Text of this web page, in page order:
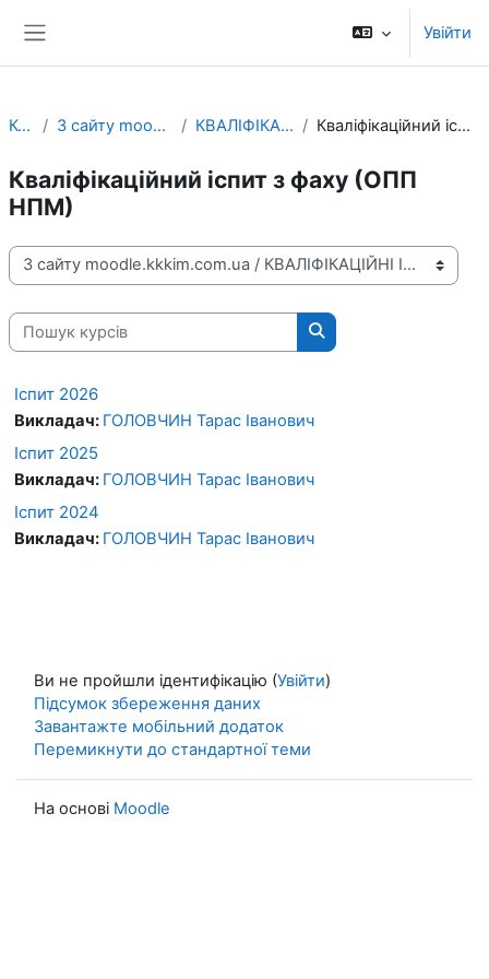
Увійти
Курси З сайту moodle.kkkim.com.ua КВАЛІФІКАЦІЙНІ ІСПИТИ Кваліфікаційний іспит з фаху (ОПП НПМ)
Кваліфікаційний іспит з фаху (ОПП
НПМ)
Категорії курсів
Пошук курсів
Пошук курсів
Іспит 2026
Викладач: ГОЛОВЧИН Тарас Іванович
Іспит 2025
Викладач: ГОЛОВЧИН Тарас Іванович
Іспит 2024
Викладач: ГОЛОВЧИН Тарас Іванович
Ви не пройшли ідентифікацію (Увійти)
Підсумок збереження даних
Завантажте мобільний додаток
Перемикнути до стандартної теми
На основі Moodle